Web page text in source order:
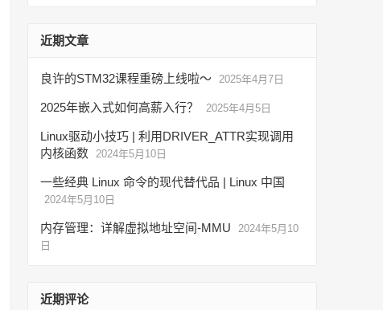
近期文章
良许的STM32课程重磅上线啦～ 2025年4月7日
2025年嵌入式如何高薪入行？ 2025年4月5日
Linux驱动小技巧 | 利用DRIVER_ATTR实现调用
内核函数 2024年5月10日
一些经典 Linux 命令的现代替代品 | Linux 中国
2024年5月10日
内存管理：详解虚拟地址空间-MMU
2024年5月10
日
近期评论